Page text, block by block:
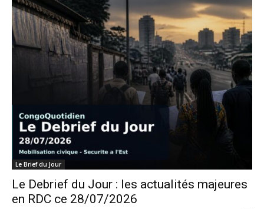
Le Brief du Jour
Le Debrief du Jour : les actualités majeures
en RDC ce 28/07/2026